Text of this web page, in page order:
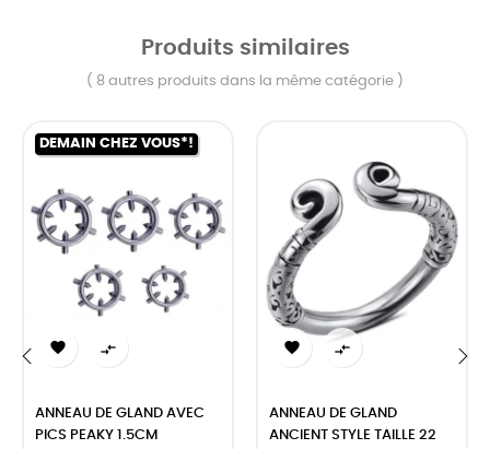
Produits similaires
( 8 autres produits dans la même catégorie )
DEMAIN CHEZ VOUS*!
 
ANNEAU DE GLAND AVEC
PICS PEAKY 1.5CM
 
ANNEAU DE GLAND
ANCIENT STYLE TAILLE 22